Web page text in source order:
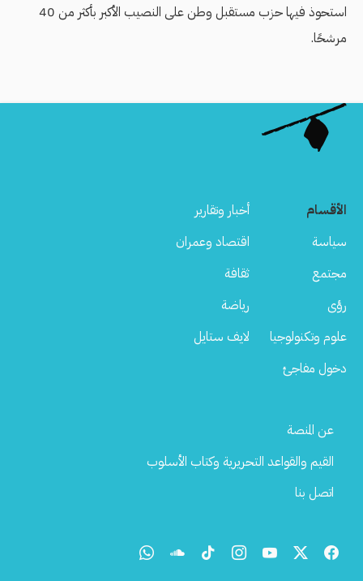
استحوذ فيها حزب مستقبل وطن على النصيب الأكبر بأكثر من 40
مرشحًا.
الأقسام
أخبار وتقارير
سياسة
اقتصاد وعمران
مجتمع
ثقافة
رؤى
رياضة
علوم وتكنولوجيا
لايف ستايل
دخول مفاجئ
Footer
عن المنصة
القيم والقواعد التحريرية وكتاب الأسلوب
اتصل بنا